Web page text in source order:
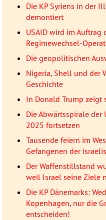
Die KP Syriens in der
demontiert
USAID wird im Auftrag
Regimewechsel-
Die geopolitischen
Nigeria, Shell und der
Geschichte
In Donald Trump zeigt
Die Abwärtsspirale der
2025 fortsetzen
Tausende feiern im
Gefangenen der
Der Waffenstillstand
weil Israel seine Ziele
Die KP Dänemarks:
Kopenhagen, nur die
entscheiden!